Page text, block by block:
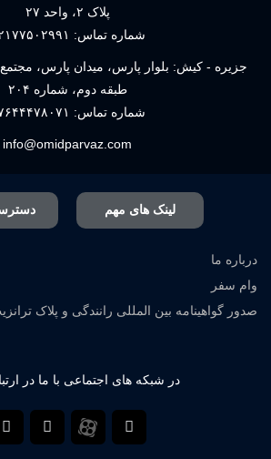
پلاک ۲، واحد ۲۷
شماره تماس:
طبقه دوم، شماره ۲۰۴
شماره تماس:
info@omidparvaz.com
لینک های مهم
درباره ما
وام سفر
صدور گواهینامه بین المللی رانندگی و پلاک
در شبکه های اجتماعی با ما در